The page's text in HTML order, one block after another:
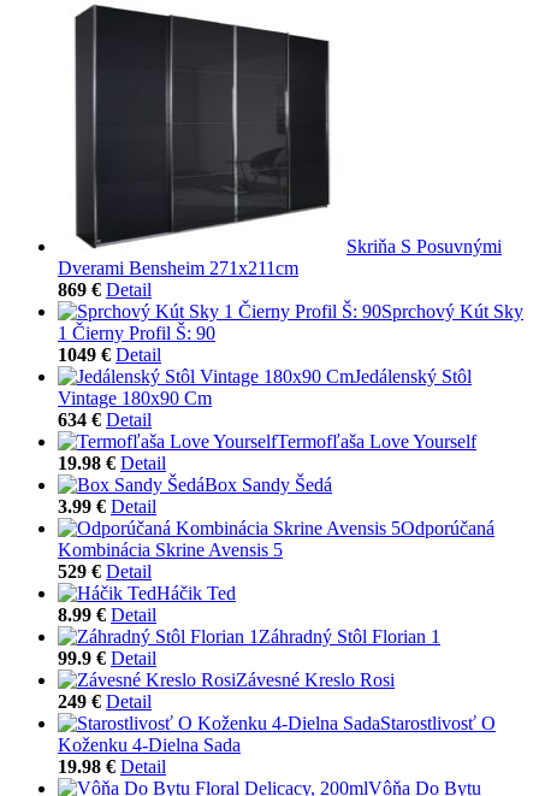
Skriňa S Posuvnými
Dverami Bensheim 271x211cm
869 € Detail
Sprchový Kút Sky
1 Čierny Profil Š: 90
1049 € Detail
Jedálenský Stôl
Vintage 180x90 Cm
634 € Detail
Termofľaša Love Yourself
19.98 € Detail
Box Sandy Šedá
3.99 € Detail
Odporúčaná
Kombinácia Skrine Avensis 5
529 € Detail
Háčik Ted
8.99 € Detail
Záhradný Stôl Florian 1
99.9 € Detail
Závesné Kreslo Rosi
249 € Detail
Starostlivosť O
Koženku 4-Dielna Sada
19.98 € Detail
Vôňa Do Bytu